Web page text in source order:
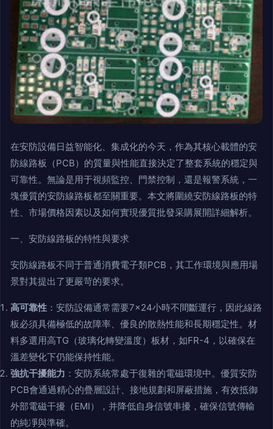
在安防設備日益智能化、集成化的今天，作為其核心載體的安
防線路板（PCB）的質量與性能直接決定了整套系統的穩定與
可靠性。無論是用于視頻監控、門禁控制，還是報警系統，一
塊優質的安防線路板都至關重要。本文將圍繞安防線路板的特
性、市場價格因素以及如何實現優質批發采購展開詳細解析。
一、安防線路板的特性與要求
安防線路板不同于普通消費電子類PCB，其工作環境與應用場
景對其提出了更嚴苛的要求。
高可靠性 ：安防設備通常需要7×24小時不間斷運行，因此線路
板必須具備極低的故障率、優良的散熱性能和長期穩定性。材
料多選用高TG（玻璃化轉變溫度）板材，如FR-4，以確保在
溫差變化下仍能保持性能。
強抗干擾能力 ：安防系統常處于復雜的電磁環境中。優質安防
PCB會通過精心的疊層設計、接地規劃和屏蔽措施，有效抵御
外部電磁干擾（EMI），并降低自身信號串擾，確保信號傳輸
的純凈與準確。